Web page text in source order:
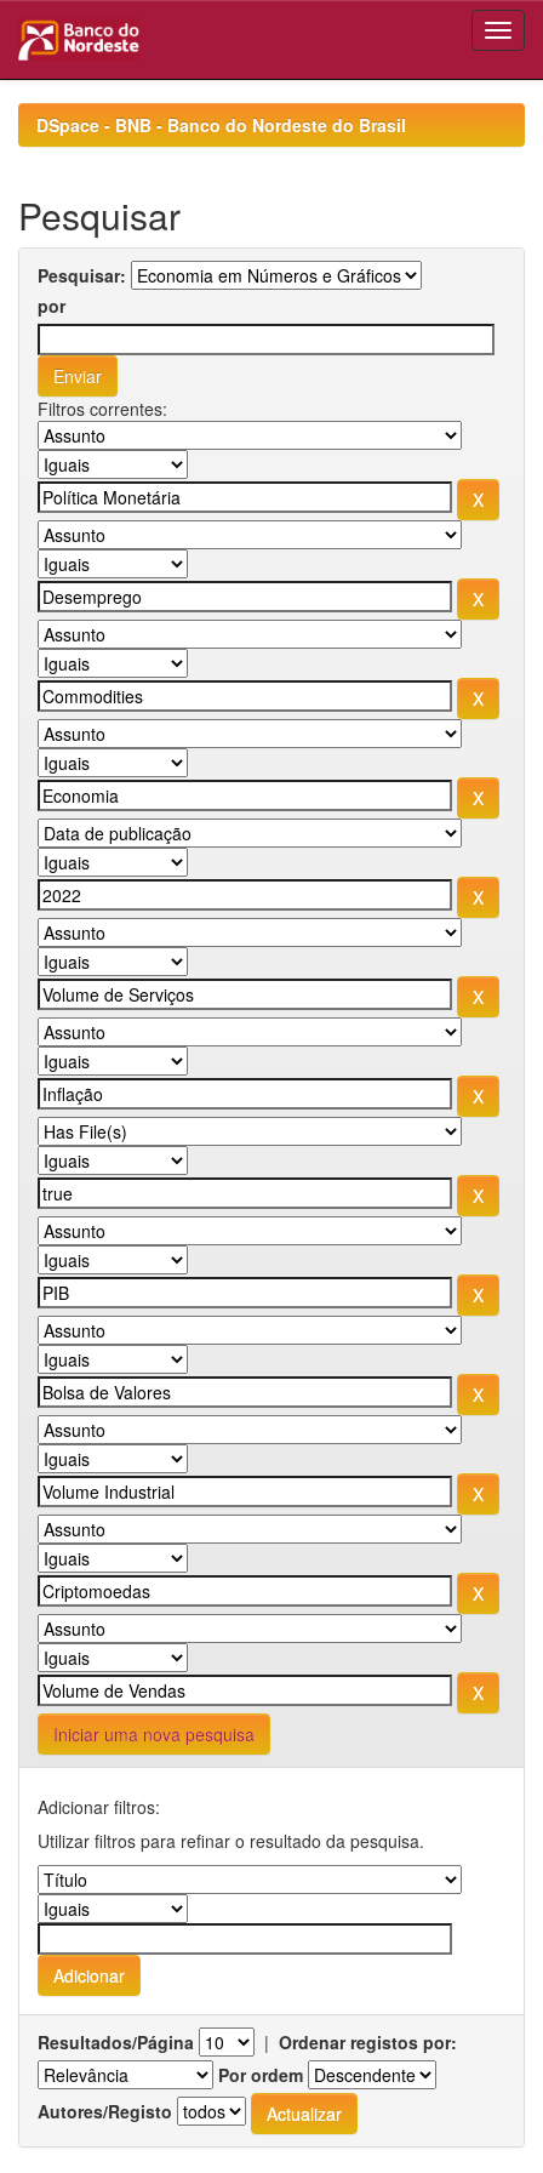
navigationDSpace - BNB - Banco do Nordeste do Brasil
Pesquisar
Pesquisar:
por
Filtros correntes:
Iniciar uma nova pesquisa
Adicionar filtros:
Utilizar filtros para refinar o resultado da pesquisa.
Resultados/Página | Ordenar registos por:
Por ordem
Autores/Registo